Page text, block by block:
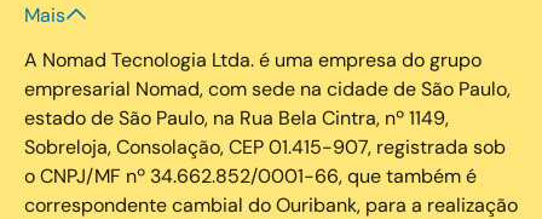
Mais
A Nomad Tecnologia Ltda. é uma empresa do grupo
empresarial Nomad, com sede na cidade de São Paulo,
estado de São Paulo, na Rua Bela Cintra, nº 1149,
Sobreloja, Consolação, CEP 01.415-907, registrada sob
o CNPJ/MF nº 34.662.852/0001-66, que também é
correspondente cambial do Ouribank, para a realização